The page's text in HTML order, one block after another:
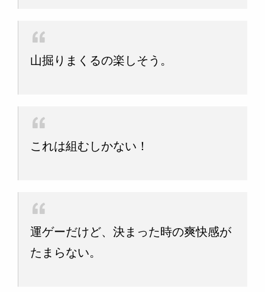
山掘りまくるの楽しそう。
これは組むしかない！
運ゲーだけど、決まった時の爽快感が
たまらない。